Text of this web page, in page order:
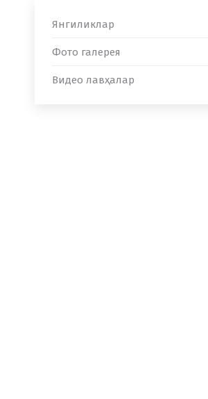
Янгиликлар
Фото галерея
Видео лавҳалар